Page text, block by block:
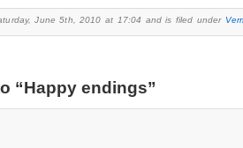
June 5th, 2010 at 17:04 and is filed under
“Happy endings”